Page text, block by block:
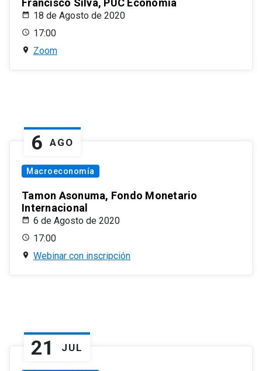
Francisco Silva, PUC Economía
18 de Agosto de 2020
17:00
Zoom
6 AGO
Macroeconomía
Tamon Asonuma, Fondo Monetario
Internacional
6 de Agosto de 2020
17:00
Webinar con inscripción
21 JUL